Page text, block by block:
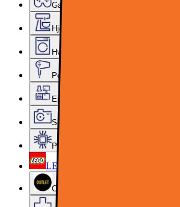
Gaming
Hjem, rengjøring og kjøkkenutstyr
Hvitevarer
Personlig pleie, skjønnhet og velvære
Epoq kjøkken og vaskerom
Sport, hobby og fritid
PC-komponenter
LEGO
Outlet